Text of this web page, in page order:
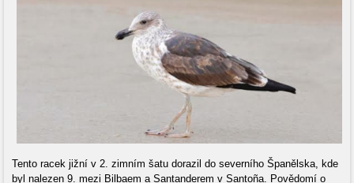
Tento racek jižní v 2. zimním šatu dorazil do severního Španělska, kde
byl nalezen 9. mezi Bilbaem a Santanderem v Santoña. Povědomí o